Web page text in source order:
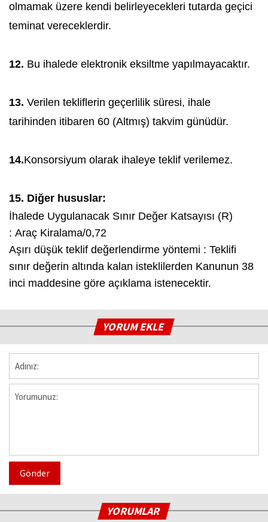
olmamak üzere kendi belirleyecekleri tutarda geçici
teminat vereceklerdir.
12. Bu ihalede elektronik eksiltme yapılmayacaktır.
13. Verilen tekliflerin geçerlilik süresi, ihale
tarihinden itibaren 60 (Altmış) takvim günüdür.
14.Konsorsiyum olarak ihaleye teklif verilemez.
15. Diğer hususlar:
İhalede Uygulanacak Sınır Değer Katsayısı (R)
: Araç Kiralama/0,72
Aşırı düşük teklif değerlendirme yöntemi : Teklifi
sınır değerin altında kalan isteklilerden Kanunun 38
inci maddesine göre açıklama istenecektir.
YORUM EKLE
Gönder
YORUMLAR